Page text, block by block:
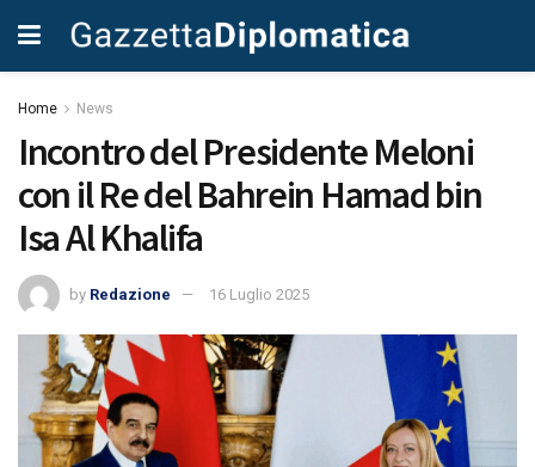
Home News
Incontro del Presidente Meloni
con il Re del Bahrein Hamad bin
Isa Al Khalifa
by Redazione 16 Luglio 2025